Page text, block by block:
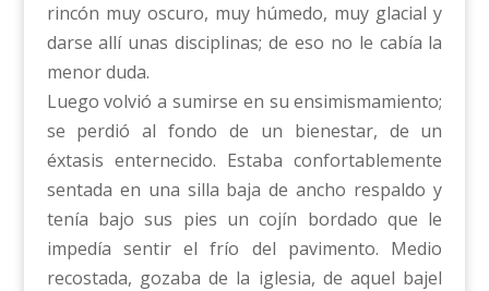
rincón muy oscuro, muy húmedo, muy glacial y
darse allí unas disciplinas; de eso no le cabía la
menor duda.
Luego volvió a sumirse en su ensimismamiento;
se perdió al fondo de un bienestar, de un
éxtasis enternecido. Estaba confortablemente
sentada en una silla baja de ancho respaldo y
tenía bajo sus pies un cojín bordado que le
impedía sentir el frío del pavimento. Medio
recostada, gozaba de la iglesia, de aquel bajel